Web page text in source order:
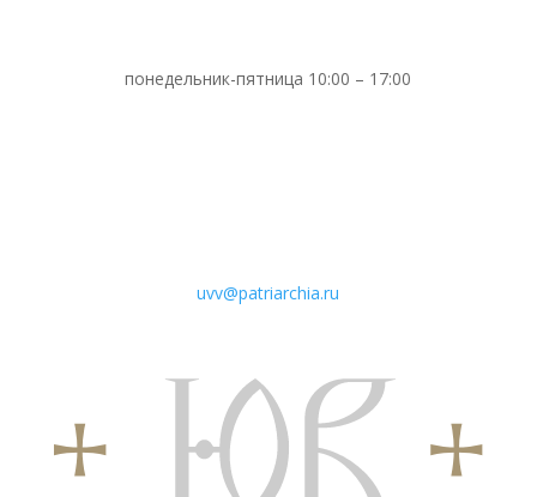
понедельник-пятница 10:00 – 17:00
uvv@patriarchia.ru